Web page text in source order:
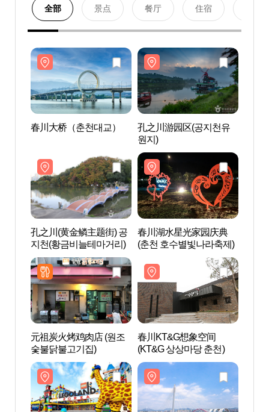
全部 景点 餐厅 住宿
春川大桥（춘천대교）
孔之川游园区(공지천유
원지)
孔之川(黄金鳞主题街) 공
지천(황금비늘테마거리)
春川湖水星光家园庆典
(춘천 호수별빛나라축제)
元祖炭火烤鸡肉店 (원조
숯불닭불고기집)
春川KT&G想象空间
(KT&G 상상마당 춘천)